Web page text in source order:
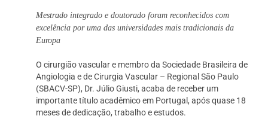
Mestrado integrado e doutorado foram reconhecidos com
excelência por uma das universidades mais tradicionais da
Europa
O cirurgião vascular e membro da Sociedade Brasileira de
Angiologia e de Cirurgia Vascular – Regional São Paulo
(SBACV-SP), Dr. Júlio Giusti, acaba de receber um
importante título acadêmico em Portugal, após quase 18
meses de dedicação, trabalho e estudos.